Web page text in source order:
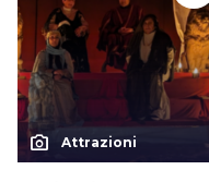
photo_camera Attrazioni